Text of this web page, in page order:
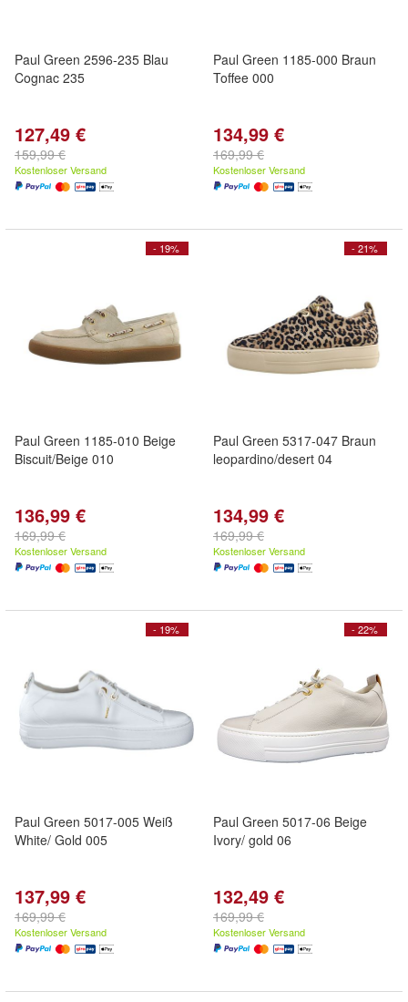
Paul Green 2596-235 Blau
Cognac 235
127,49 €
159,99 €
Kostenloser Versand
Paul Green 1185-000 Braun
Toffee 000
134,99 €
169,99 €
Kostenloser Versand
- 19%
Paul Green 1185-010 Beige
Biscuit/Beige 010
136,99 €
169,99 €
Kostenloser Versand
- 21%
Paul Green 5317-047 Braun
leopardino/desert 04
134,99 €
169,99 €
Kostenloser Versand
- 19%
Paul Green 5017-005 Weiß
White/ Gold 005
137,99 €
169,99 €
Kostenloser Versand
- 22%
Paul Green 5017-06 Beige
Ivory/ gold 06
132,49 €
169,99 €
Kostenloser Versand